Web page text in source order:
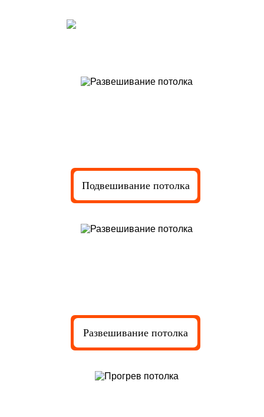
Подвешивание потолка
Развешивание потолка